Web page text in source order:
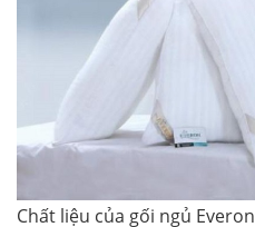
Chất liệu của gối ngủ Everon